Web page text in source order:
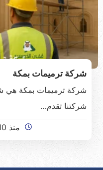
شركة ترميمات بمكة
شركة ترميمات بمكة هي
شركتنا تقدم…
منذ 10 أشهر